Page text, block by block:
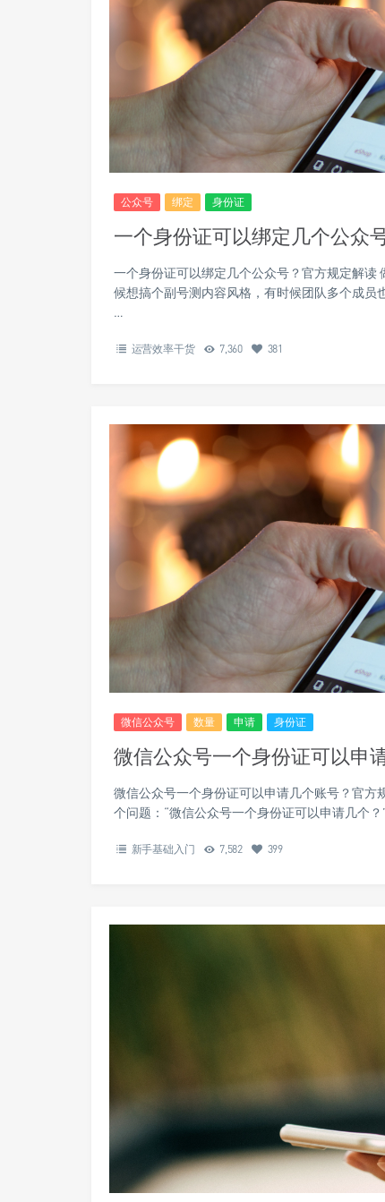
公众号 绑定 身份证
一个身份证可以绑定几个公众
一个身份证可以绑定几个公众号？官方规定解
候想搞个副号测内容风格，有时候团队多个成员
…
运营效率干货 7,360 381
微信公众号 数量 申请 身份证
微信公众号一个身份证可以申
微信公众号一个身份证可以申请几个账号？官
个问题：“微信公众号一个身份证可以申请几个
新手基础入门 7,582 399